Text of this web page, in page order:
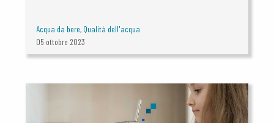
Acqua da bere, Qualità dell'acqua
05 ottobre 2023